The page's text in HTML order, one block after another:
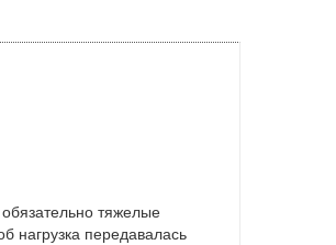
тяжелые
нагрузка передавалась